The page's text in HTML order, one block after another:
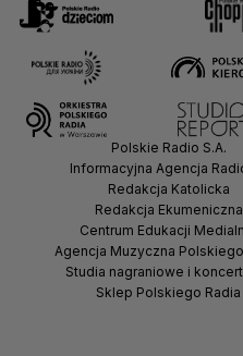
Polskie Radio S.A.
Informacyjna Agencja
Redakcja Katolicka
Redakcja Ekumeniczna
Centrum Edukacji
Agencja Muzyczna
Studia nagraniowe i
Sklep Polskiego Radia